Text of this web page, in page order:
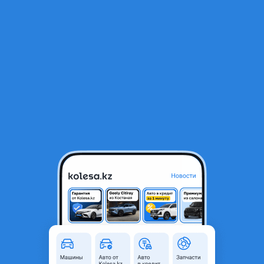
ГАЗ ГАЗель 2011 года
История авто
Ежемесячный платёж